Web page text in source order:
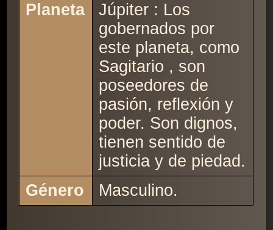
Planeta
Júpiter : Los
gobernados por
este planeta, como
Sagitario , son
poseedores de
pasión, reflexión y
poder. Son dignos,
tienen sentido de
justicia y de piedad.
Género
Masculino.